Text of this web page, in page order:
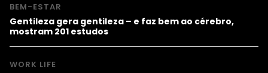
BEM-ESTAR
Gentileza gera gentileza – e faz bem ao cérebro,
mostram 201 estudos
WORK LIFE